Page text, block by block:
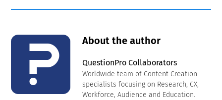
About the author
QuestionPro Collaborators
Worldwide team of Content Creation
specialists focusing on Research, CX,
Workforce, Audience and Education.